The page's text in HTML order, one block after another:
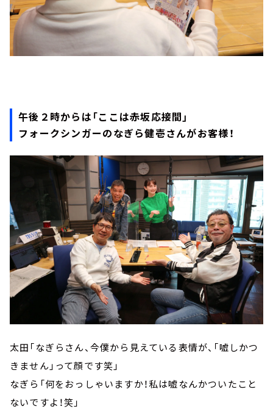
午後２時からは「ここは赤坂応接間」
フォークシンガーのなぎら健壱さんがお客様！
太田「なぎらさん、今僕から見えている表情が、「嘘しかつ
きません」って顔です笑」
なぎら「何をおっしゃいますか！私は嘘なんかついたこと
ないですよ！笑」